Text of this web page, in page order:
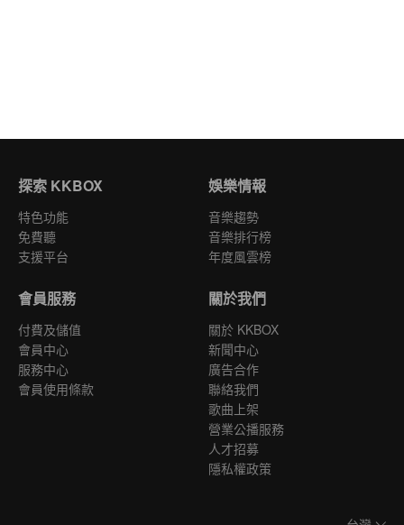
探索 KKBOX
特色功能
免費聽
支援平台
娛樂情報
音樂趨勢
音樂排行榜
年度風雲榜
會員服務
付費及儲值
會員中心
服務中心
會員使用條款
關於我們
關於 KKBOX
新聞中心
廣告合作
聯絡我們
歌曲上架
營業公播服務
人才招募
隱私權政策